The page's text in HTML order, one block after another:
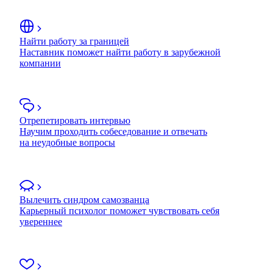
Найти работу за границей
Наставник поможет найти работу в зарубежной
компании
Отрепетировать интервью
Научим проходить собеседование и отвечать
на неудобные вопросы
Вылечить синдром самозванца
Карьерный психолог поможет чувствовать себя
увереннее